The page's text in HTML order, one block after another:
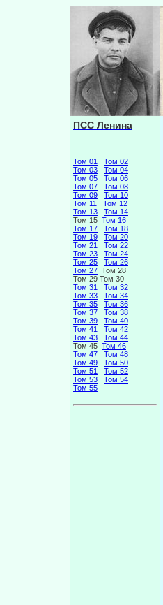
ПСС Ленина
Том 01
Том 02
Том 03
Том 04
Том 05
Том 06
Том 07
Том 08
Том 09
Том 10
Том 11
Том 12
Том 13
Том 14
Том 15 Том 16
Том 17
Том 18
Том 19
Том 20
Том 21
Том 22
Том 23
Том 24
Том 25
Том 26
Том 27 Том 28
Том 29 Том 30
Том 31
Том 32
Том 33
Том 34
Том 35
Том 36
Том 37
Том 38
Том 39
Том 40
Том 41
Том 42
Том 43
Том 44
Том 45 Том 46
Том 47
Том 48
Том 49
Том 50
Том 51
Том 52
Том 53
Том 54
Том 55